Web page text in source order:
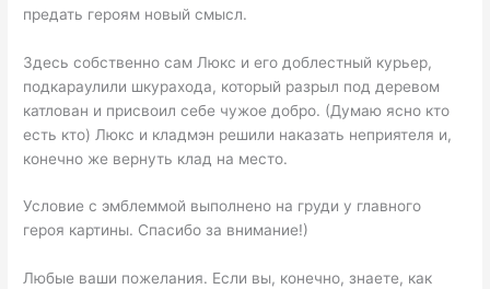
предать героям новый смысл.
Здесь собственно сам Люкс и его доблестный курьер,
подкараулили шкурахода, который разрыл под деревом
катлован и присвоил себе чужое добро. (Думаю ясно кто
есть кто) Люкс и кладмэн решили наказать неприятеля и,
конечно же вернуть клад на место.
Условие с эмблеммой выполнено на груди у главного
героя картины. Спасибо за внимание!)
Любые ваши пожелания. Если вы, конечно, знаете, как